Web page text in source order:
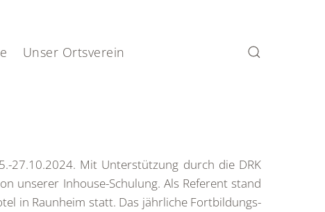
Unser Ortsverein
27.10.2024. Mit Unterstützung durch die DRK
unserer Inhouse-Schulung. Als Referent stand
in Raunheim statt. Das jährliche Fortbildungs-